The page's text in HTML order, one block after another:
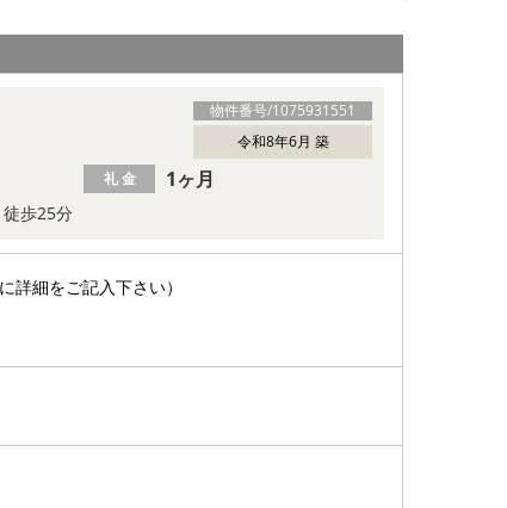
物件番号/1075931551
令和8年6月 築
歩25分
礼 金 1ヶ月
詳細をご記入下さい）